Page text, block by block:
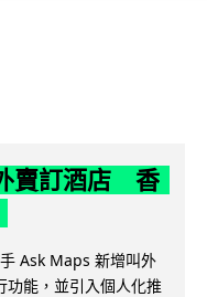
賣訂酒店 香
Ask Maps 新增叫外
功能，並引入個人化推